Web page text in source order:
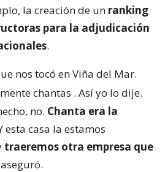
la creación de un ranking
para la adjudicación
.
nos tocó en Viña del Mar.
chantas . Así yo lo dije.
no. Chanta era la
esta casa la estamos
traeremos otra empresa que
aseguró.